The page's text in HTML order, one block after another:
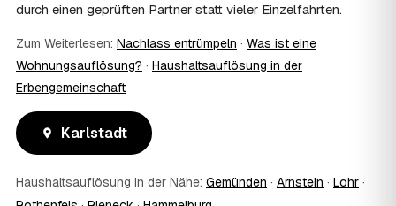
lassen sich per Fotos auf dem Laufenden halten. Eine
genügt meist.
09 Bekomme ich einen Entsorgungsnachweis?
Ja. Sie erhalten auf Wunsch einen Entsorgungs- bzw.
So ist dokumentiert, dass der Hausstand in Karlstadt
umweltgerecht und rechtssicher entsorgt wurde.
Oft schon innerhalb weniger Tage, in vielen Regionen
durch einen geprüften Partner statt vieler Einzelfahrten.
Zum Weiterlesen: Nachlass entrümpeln · Was ist eine
Wohnungsauflösung? · Haushaltsauflösung in der
Erbengemeinschaft
Karlstadt
Haushaltsauflösung in der Nähe: Gemünden · Arnstein · Lohr ·